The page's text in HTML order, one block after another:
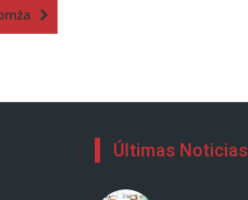
Últimas Noticias